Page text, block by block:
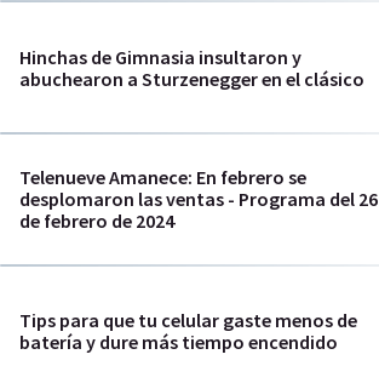
Hinchas de Gimnasia insultaron y
abuchearon a Sturzenegger en el clásico
Telenueve Amanece: En febrero se
desplomaron las ventas - Programa del 26
de febrero de 2024
Tips para que tu celular gaste menos de
batería y dure más tiempo encendido